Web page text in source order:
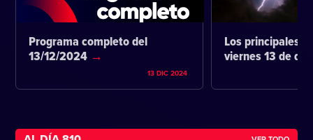
Programa completo del
13/12/2024
13 DIC 2024
Los principales
viernes 13 de